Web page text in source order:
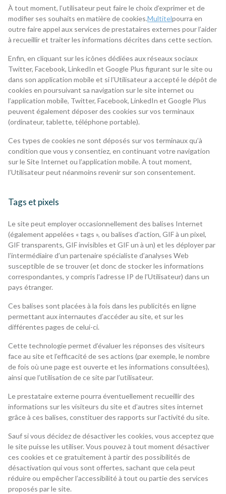
À tout moment, l’utilisateur peut faire le choix d’exprimer et de
modifier ses souhaits en matière de cookies.Multitelpourra en
outre faire appel aux services de prestataires externes pour l’aider
à recueillir et traiter les informations décrites dans cette section.
Enfin, en cliquant sur les icônes dédiées aux réseaux sociaux
Twitter, Facebook, LinkedIn et Google Plus figurant sur le site ou
dans son application mobile et si l’Utilisateur a accepté le dépôt de
cookies en poursuivant sa navigation sur le site internet ou
l’application mobile, Twitter, Facebook, LinkedIn et Google Plus
peuvent également déposer des cookies sur vos terminaux
(ordinateur, tablette, téléphone portable).
Ces types de cookies ne sont déposés sur vos terminaux qu’à
condition que vous y consentiez, en continuant votre navigation
sur le Site Internet ou l’application mobile. À tout moment,
l’Utilisateur peut néanmoins revenir sur son consentement.
Tags et pixels
Le site peut employer occasionnellement des balises Internet
(également appelées « tags », ou balises d’action, GIF à un pixel,
GIF transparents, GIF invisibles et GIF un à un) et les déployer par
l’intermédiaire d’un partenaire spécialiste d’analyses Web
susceptible de se trouver (et donc de stocker les informations
correspondantes, y compris l’adresse IP de l’Utilisateur) dans un
pays étranger.
Ces balises sont placées à la fois dans les publicités en ligne
permettant aux internautes d’accéder au site, et sur les
différentes pages de celui-ci.
Cette technologie permet d’évaluer les réponses des visiteurs
face au site et l’efficacité de ses actions (par exemple, le nombre
de fois où une page est ouverte et les informations consultées),
ainsi que l’utilisation de ce site par l’utilisateur.
Le prestataire externe pourra éventuellement recueillir des
informations sur les visiteurs du site et d’autres sites internet
grâce à ces balises, constituer des rapports sur l’activité du site.
Sauf si vous décidez de désactiver les cookies, vous acceptez que
le site puisse les utiliser. Vous pouvez à tout moment désactiver
ces cookies et ce gratuitement à partir des possibilités de
désactivation qui vous sont offertes, sachant que cela peut
réduire ou empêcher l’accessibilité à tout ou partie des services
proposés par le site.